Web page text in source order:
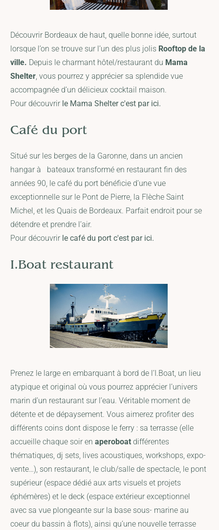
Découvrir Bordeaux de haut, quelle bonne idée, surtout
lorsque l’on se trouve sur l’un des plus jolis Rooftop de la
ville. Depuis le charmant hôtel/restaurant du Mama
Shelter, vous pourrez y apprécier sa splendide vue
accompagnée d’un délicieux cocktail maison.
Pour découvrir le Mama Shelter c'est par ici.
Café du port
Situé sur les berges de la Garonne, dans un ancien
hangar à bateaux transformé en restaurant fin des
années 90, le café du port bénéficie d’une vue
exceptionnelle sur le Pont de Pierre, la Flèche Saint
Michel, et les Quais de Bordeaux. Parfait endroit pour se
détendre et prendre l’air.
Pour découvrir le café du port c'est par ici.
I.Boat restaurant
Prenez le large en embarquant à bord de l’I.Boat, un lieu
atypique et original où vous pourrez apprécier l’univers
marin d’un restaurant sur l’eau. Véritable moment de
détente et de dépaysement. Vous aimerez profiter des
différents coins dont dispose le ferry : sa terrasse (elle
accueille chaque soir enaperoboat différentes
thématiques, dj sets, lives acoustiques, workshops, expo-
vente…), son restaurant, le club/salle de spectacle, le pont
supérieur (espace dédié aux arts visuels et projets
éphémères) et le deck (espace extérieur exceptionnel
avec sa vue plongeante sur la base sous- marine au
coeur du bassin à flots), ainsi qu’une nouvelle terrasse